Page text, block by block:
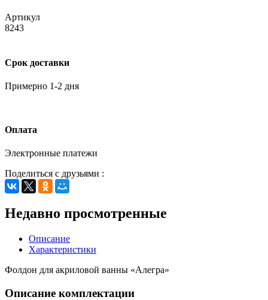
Артикул
8243
Срок доставки
Примерно 1-2 дня
Оплата
Электронные платежи
Поделиться с друзьями :
Недавно просмотренные
Описание
Характеристики
Фолдон для акриловой ванны «Алегра»
Описание комплектации